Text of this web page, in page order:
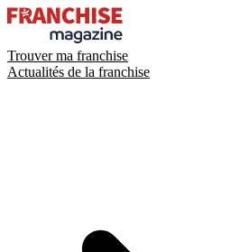
Trouver ma franchise
Actualités de la franchise